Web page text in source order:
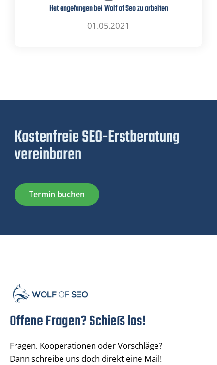
Hat angefangen bei Wolf of Seo zu arbeiten
01.05.2021
Kostenfreie SEO-Erstberatung
vereinbaren
Termin buchen
Offene Fragen? Schieß los!
Fragen, Kooperationen oder Vorschläge?
Dann schreibe uns doch direkt eine Mail!